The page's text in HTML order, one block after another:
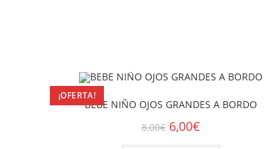
¡OFERTA!
BEBE NIÑO OJOS GRANDES A BORDO
8,00€ 6,00€